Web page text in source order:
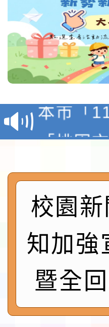
檢送「
賽實施
本市「
程安排
「桃園
請一案
026
會」之
本校
第2次招
告(採1
0 小時
轉知本
「115
錦標賽
「114-
計畫」
115學年
校園
知加強
暨全